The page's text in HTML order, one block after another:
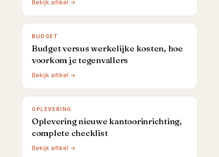
Bekijk artikel →
BUDGET
Budget versus werkelijke kosten, hoe
voorkom je tegenvallers
Bekijk artikel →
OPLEVERING
Oplevering nieuwe kantoorinrichting,
complete checklist
Bekijk artikel →